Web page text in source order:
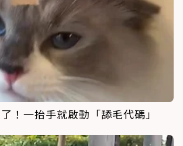
！一抬手就啟動「舔毛代碼」